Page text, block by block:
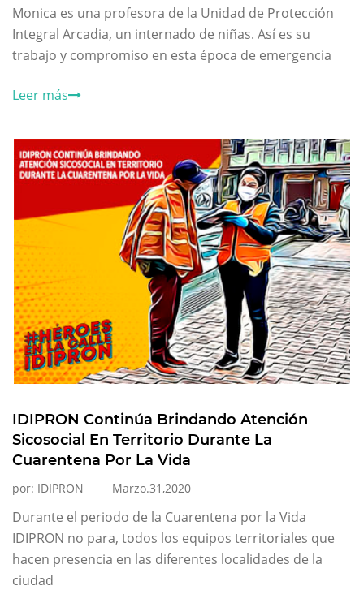
Monica es una profesora de la Unidad de Protección
Integral Arcadia, un internado de niñas. Así es su
trabajo y compromiso en esta época de emergencia
Leer más
IDIPRON Continúa Brindando Atención
Sicosocial En Territorio Durante La
Cuarentena Por La Vida
por: IDIPRON Marzo.31,2020
Durante el periodo de la Cuarentena por la Vida
IDIPRON no para, todos los equipos territoriales que
hacen presencia en las diferentes localidades de la
ciudad